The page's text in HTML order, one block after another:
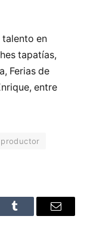
en
tapatías,
Ferias de
entre
productor
Tumblr Email